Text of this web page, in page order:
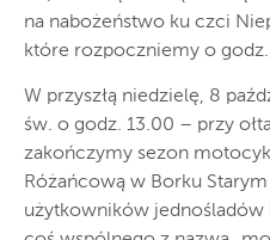
na nabożeństwo ku czci
które rozpoczniemy o godz.
W przyszłą niedzielę, 8
św. o godz. 13.00 – przy
zakończymy sezon
Różańcową w Borku
użytkowników